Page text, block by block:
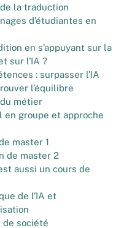
la traduction
d’étudiantes en
en s’appuyant sur la
sur l’IA ?
: surpasser l’IA
l’équilibre
métier
groupe et approche
master 1
de master 2
aussi un cours de
de l’IA et
de société